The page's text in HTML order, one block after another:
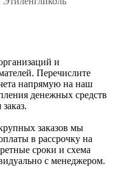
и
Перечислите
напрямую на наш
денежных средств
заказов мы
в рассрочку на
сроки и схема
с менеджером.